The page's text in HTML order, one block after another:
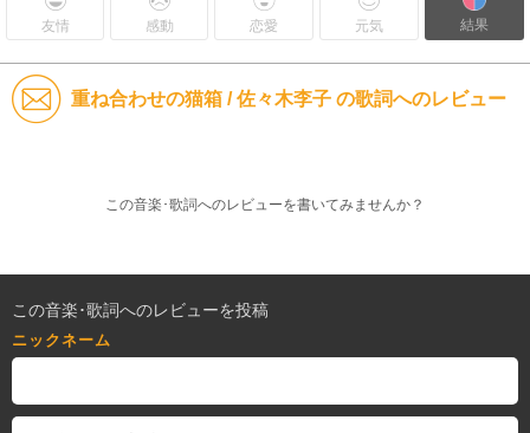
友情 感動 恋愛 元気 結果
重ね合わせの猫箱 / 佐々木李子 の歌詞へのレビュー
この音楽･歌詞へのレビューを書いてみませんか？
この音楽･歌詞へのレビューを投稿
ニックネーム